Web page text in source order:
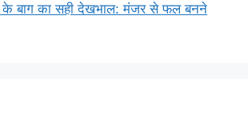
बाग का सही देखभाल: मंजर से फल बनने